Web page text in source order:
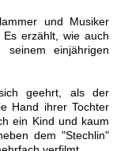
und Musiker
erzählt, wie auch
einjährigen
geehrt, als der
Hand ihrer Tochter
ein Kind und kaum
dem "Stechlin"